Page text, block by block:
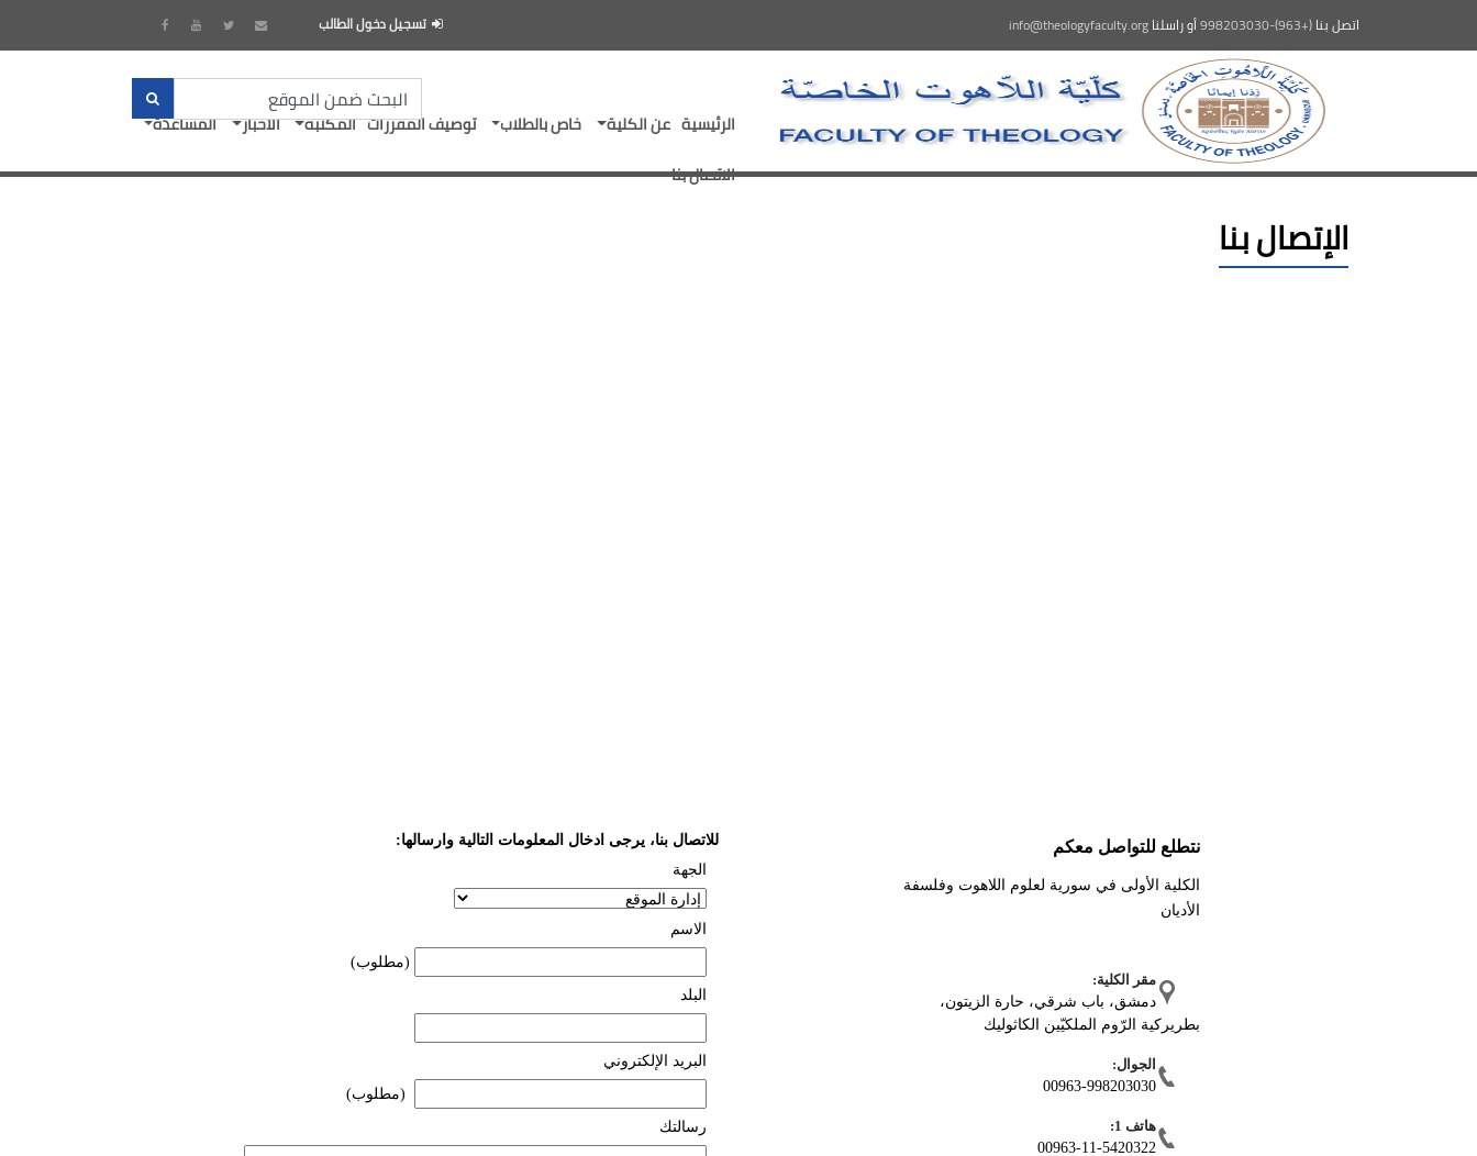
تسجيل دخول الطالب اتصل بنا(+963)-998203030 أو راسلناinfo@theologyfaculty.org
الرئيسية عن الكلية خاص بالطلاب توصيف المقررات المكتبة الأخبار
المساعدة
الاتصال بنا
- go to homepage
الإتصال بنا
نتطلع للتواصل معكم
الكلية الأولى في سورية لعلوم اللاهوت وفلسفة
الأديان
مقر الكلية:
دمشق، باب شرقي، حارة الزيتون،
بطريركية الرّوم الملكيّين الكاثوليك
الجوال:
00963-998203030
هاتف 1:
00963-11-5420322
للاتصال بنا، يرجى ادخال المعلومات التالية وارسالها:
الجهة
الاسم
(مطلوب)
البلد
البريد الإلكتروني
(مطلوب)
رسالتك